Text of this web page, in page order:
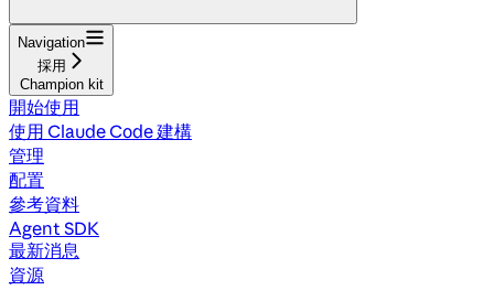
Navigation
採用
Champion kit
開始使用
使用 Claude Code 建構
管理
配置
參考資料
Agent SDK
最新消息
資源